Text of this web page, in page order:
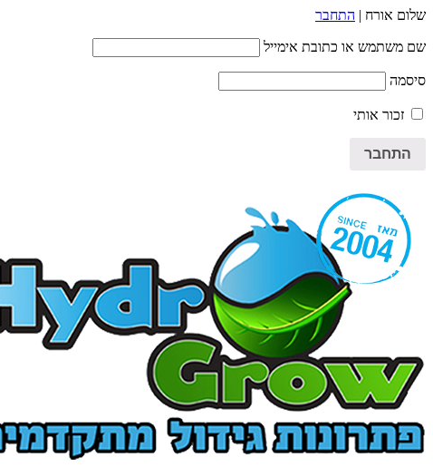
שלום אורח | התחבר
שם משתמש או כתובת אימייל
סיסמה
זכור אותי